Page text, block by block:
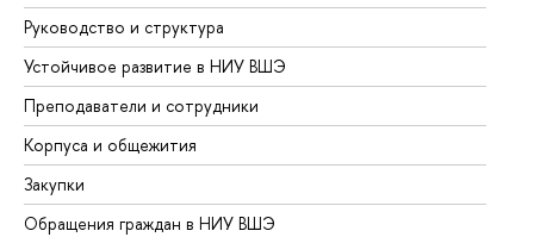
Руководство и структура
Устойчивое развитие в НИУ ВШЭ
Преподаватели и сотрудники
Корпуса и общежития
Закупки
Обращения граждан в НИУ ВШЭ